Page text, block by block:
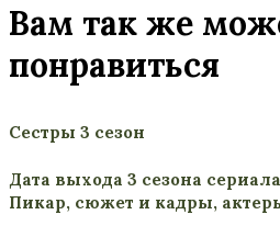
Вам так же
понравиться
Сестры 3 сезон
Дата выхода 3 сезона
Пикар, сюжет и кадры,